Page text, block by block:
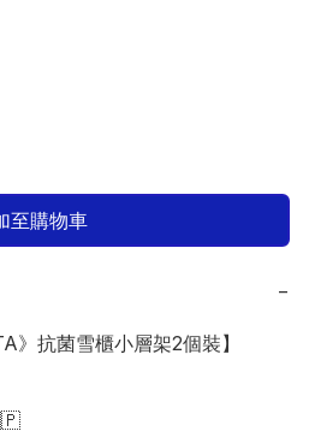
至購物車
−
》抗菌雪櫃小層架2個裝】